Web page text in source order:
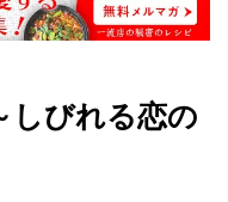
しびれる恋の